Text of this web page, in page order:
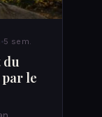
5 sem.
du
le